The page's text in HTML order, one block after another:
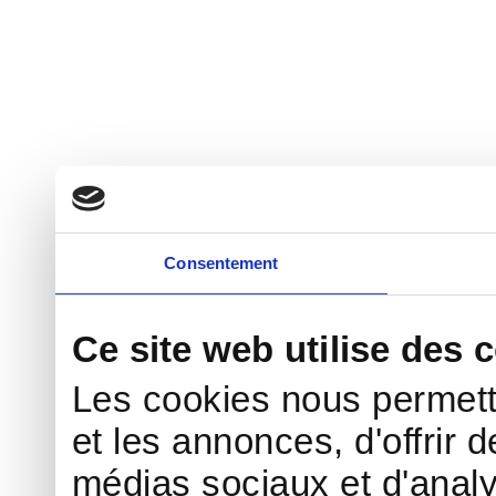
Consentement
Ce site web utilise des
Les cookies nous
et les annonces, d'offrir
médias sociaux et